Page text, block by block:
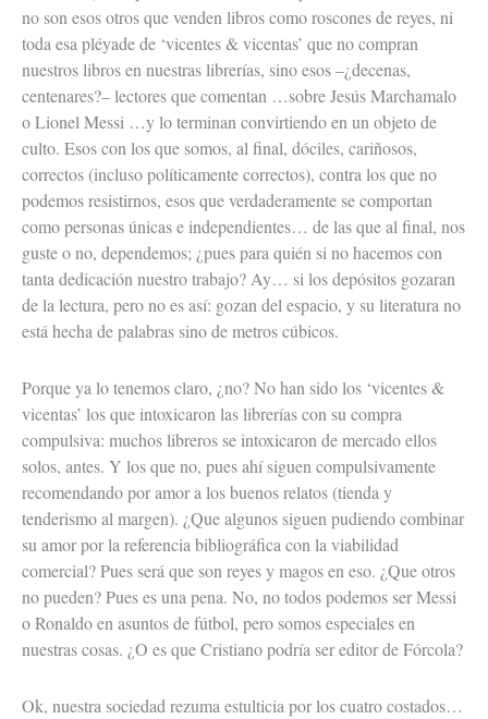
no son esos otros que venden libros como roscones de reyes, ni
toda esa pléyade de ‘vicentes & vicentas’ que no compran
nuestros libros en nuestras librerías, sino esos –¿decenas,
centenares?– lectores que comentan …sobre Jesús Marchamalo
o Lionel Messi …y lo terminan convirtiendo en un objeto de
culto. Esos con los que somos, al final, dóciles, cariñosos,
correctos (incluso políticamente correctos), contra los que no
podemos resistirnos, esos que verdaderamente se comportan
como personas únicas e independientes… de las que al final, nos
guste o no, dependemos; ¿pues para quién si no hacemos con
tanta dedicación nuestro trabajo? Ay… si los depósitos gozaran
de la lectura, pero no es así: gozan del espacio, y su literatura no
está hecha de palabras sino de metros cúbicos.
Porque ya lo tenemos claro, ¿no? No han sido los ‘vicentes &
vicentas’ los que intoxicaron las librerías con su compra
compulsiva: muchos libreros se intoxicaron de mercado ellos
solos, antes. Y los que no, pues ahí siguen compulsivamente
recomendando por amor a los buenos relatos (tienda y
tenderismo al margen). ¿Que algunos siguen pudiendo combinar
su amor por la referencia bibliográfica con la viabilidad
comercial? Pues será que son reyes y magos en eso. ¿Que otros
no pueden? Pues es una pena. No, no todos podemos ser Messi
o Ronaldo en asuntos de fútbol, pero somos especiales en
nuestras cosas. ¿O es que Cristiano podría ser editor de Fórcola?
Ok, nuestra sociedad rezuma estulticia por los cuatro costados…